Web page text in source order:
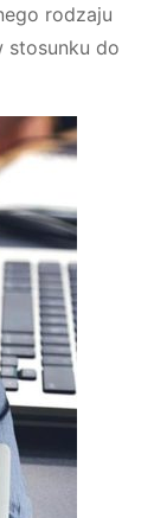
rodzaju
stosunku do